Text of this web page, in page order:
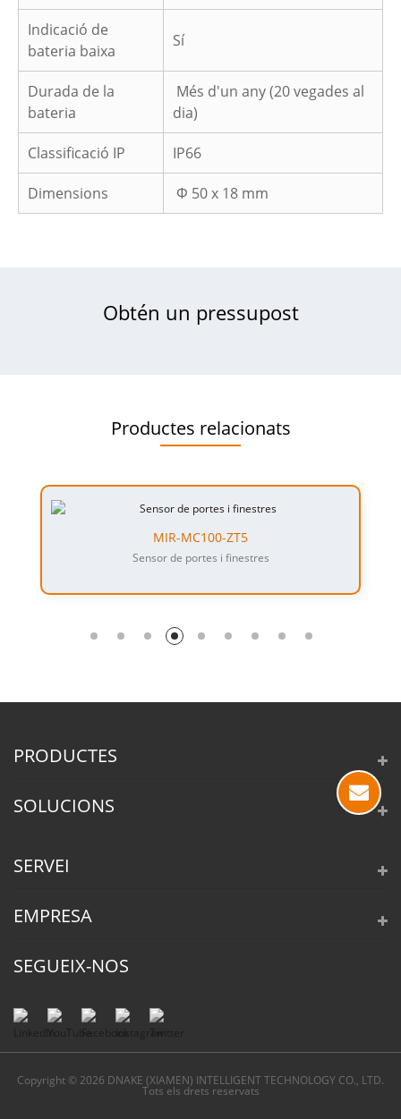
Indicació de
bateria baixa
Sí
Durada de la
bateria
Més d'un any (20 vegades al
dia)
Classificació IP IP66
Dimensions Φ 50 x 18 mm
Obtén un pressupost
Productes relacionats
MIR-MC100-ZT5
Sensor de portes i finestres
PRODUCTES
SOLUCIONS
SERVEI
EMPRESA
SEGUEIX-NOS
Copyright © 2026 DNAKE (XIAMEN) INTELLIGENT TECHNOLOGY CO., LTD.
Tots els drets reservats